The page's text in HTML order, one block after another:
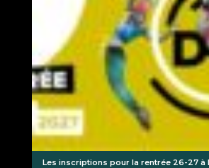
Les inscriptions pour la rentrée 26-27 à